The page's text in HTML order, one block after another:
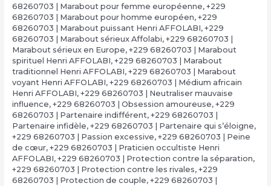
68260703 | Marabout pour femme européenne, +229
68260703 | Marabout pour homme européen, +229
68260703 | Marabout puissant Henri AFFOLABI, +229
68260703 | Marabout sérieux Affolabi, +229 68260703 |
Marabout sérieux en Europe, +229 68260703 | Marabout
spirituel Henri AFFOLABI, +229 68260703 | Marabout
traditionnel Henri AFFOLABI, +229 68260703 | Marabout
voyant Henri AFFOLABI, +229 68260703 | Médium africain
Henri AFFOLABI, +229 68260703 | Neutraliser mauvaise
influence, +229 68260703 | Obsession amoureuse, +229
68260703 | Partenaire indifférent, +229 68260703 |
Partenaire infidèle, +229 68260703 | Partenaire qui s’éloigne,
+229 68260703 | Passion excessive, +229 68260703 | Peine
de cœur, +229 68260703 | Praticien occultiste Henri
AFFOLABI, +229 68260703 | Protection contre la séparation,
+229 68260703 | Protection contre les rivales, +229
68260703 | Protection de couple, +229 68260703 |